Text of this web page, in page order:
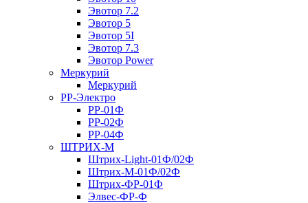
Эвотор 7.2
Эвотор 5
Эвотор 5I
Эвотор 7.3
Эвотор Power
Меркурий
Меркурий
РР-Электро
РР-01Ф
РР-02Ф
РР-04Ф
ШТРИХ-М
Штрих-Light-01Ф/02Ф
Штрих-М-01Ф/02Ф
Штрих-ФР-01Ф
Элвес-ФР-Ф